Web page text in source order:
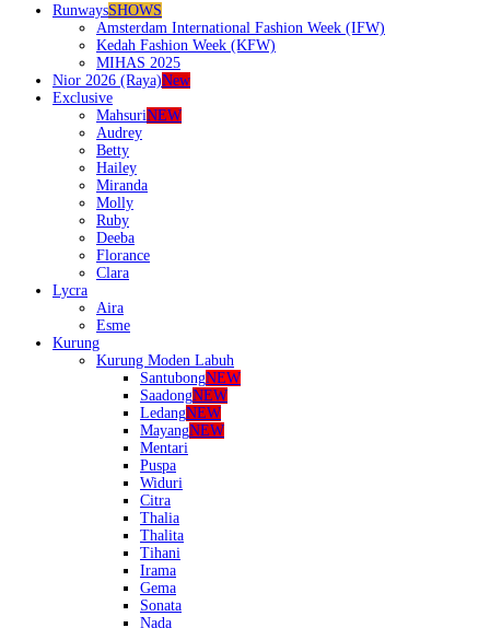
RunwaysSHOWS
Amsterdam International Fashion Week (IFW)
Kedah Fashion Week (KFW)
MIHAS 2025
Nior 2026 (Raya)New
Exclusive
MahsuriNEW
Audrey
Betty
Hailey
Miranda
Molly
Ruby
Deeba
Florance
Clara
Lycra
Aira
Esme
Kurung
Kurung Moden Labuh
SantubongNEW
SaadongNEW
LedangNEW
MayangNEW
Mentari
Puspa
Widuri
Citra
Thalia
Thalita
Tihani
Irama
Gema
Sonata
Nada